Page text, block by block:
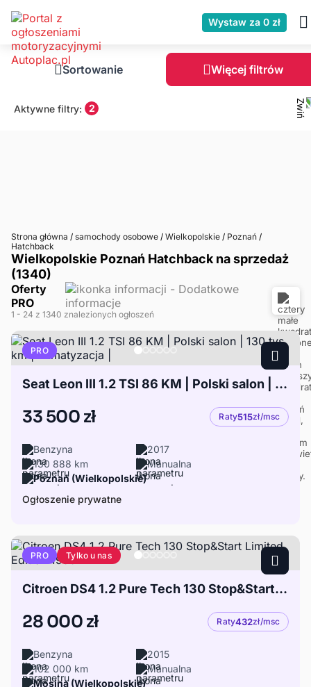
Wystaw za 0 zł
Sortowanie Więcej filtrów
Aktywne filtry: 2
Strona główna / samochody osobowe / Wielkopolskie / Poznań /
Hatchback
Wielkopolskie Poznań Hatchback na sprzedaż
(1340)
Oferty
PRO
1 - 24 z 1340 znalezionych ogłoszeń
PRO
Seat Leon III 1.2 TSI 86 KM | Polski salon | 130 tys. km | Klimatyzacja |
33 500 zł Raty515zł/msc
Benzyna
2017
130 888 km
Manualna
Poznań (Wielkopolskie)
Ogłoszenie prywatne
PRO Tylko u nas
Citroen DS4 1.2 Pure Tech 130 Stop&Start Limited Edition 1955
28 000 zł Raty432zł/msc
Benzyna
2015
102 000 km
Manualna
Mosina (Wielkopolskie)